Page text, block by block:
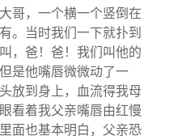
哥，一个横一个竖倒在
。当时我们一下就扑到
，爸！爸！我们叫他的
是他嘴唇微微动了一
放到身上，血流得我母
看着我父亲嘴唇由红慢
面也基本明白，父亲恐